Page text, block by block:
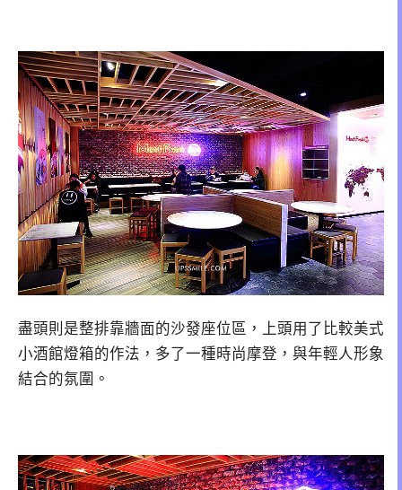
盡頭則是整排靠牆面的沙發座位區，上頭用了比較美式
小酒館燈箱的作法，多了一種時尚摩登，與年輕人形象
結合的氛圍。